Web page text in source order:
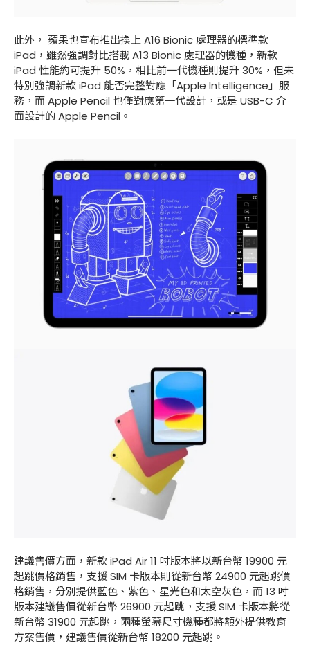
此外， 蘋果也宣布推出換上 A16 Bionic 處理器的標準款
iPad，雖然強調對比搭載 A13 Bionic 處理器的機種，新款
iPad 性能約可提升 50%，相比前一代機種則提升 30%，但未
特別強調新款 iPad 能否完整對應「Apple Intelligence」服
務，而 Apple Pencil 也僅對應第一代設計，或是 USB-C 介
面設計的 Apple Pencil。
建議售價方面，新款 iPad Air 11 吋版本將以新台幣 19900 元
起跳價格銷售，支援 SIM 卡版本則從新台幣 24900 元起跳價
格銷售，分別提供藍色、紫色、星光色和太空灰色，而 13 吋
版本建議售價從新台幣 26900 元起跳，支援 SIM 卡版本將從
新台幣 31900 元起跳，兩種螢幕尺寸機種都將額外提供教育
方案售價，建議售價從新台幣 18200 元起跳。